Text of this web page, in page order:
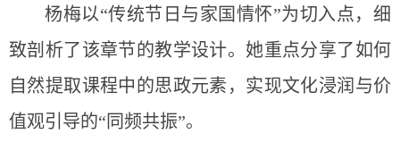
杨梅以“传统节日与家国情怀”为切入点，细
致剖析了该章节的教学设计。她重点分享了如何
自然提取课程中的思政元素，实现文化浸润与价
值观引导的“同频共振”。